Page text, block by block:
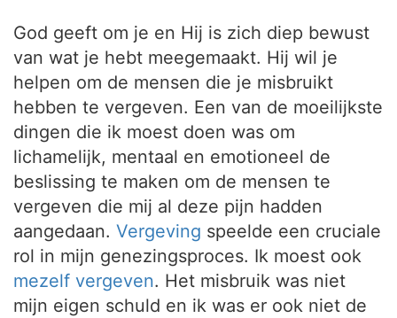
God geeft om je en Hij is zich diep bewust
van wat je hebt meegemaakt. Hij wil je
helpen om de mensen die je misbruikt
hebben te vergeven. Een van de moeilijkste
dingen die ik moest doen was om
lichamelijk, mentaal en emotioneel de
beslissing te maken om de mensen te
vergeven die mij al deze pijn hadden
aangedaan. Vergeving speelde een cruciale
rol in mijn genezingsproces. Ik moest ook
mezelf vergeven. Het misbruik was niet
mijn eigen schuld en ik was er ook niet de